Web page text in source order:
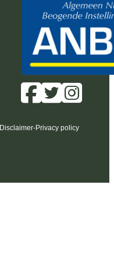
Disclaimer-Privacy policy